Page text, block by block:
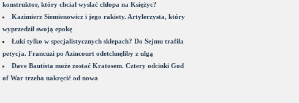
konstruktor, który chciał wysłać chłopa na Księżyc?
Kazimierz Siemienowicz i jego rakiety. Artylerzysta, który
wyprzedził swoją epokę
Łuki tylko w specjalistycznych sklepach? Do Sejmu trafiła
petycja. Francuzi po Azincourt odetchnęliby z ulgą
Dave Bautista może zostać Kratosem. Cztery odcinki God
of War trzeba nakręcić od nowa